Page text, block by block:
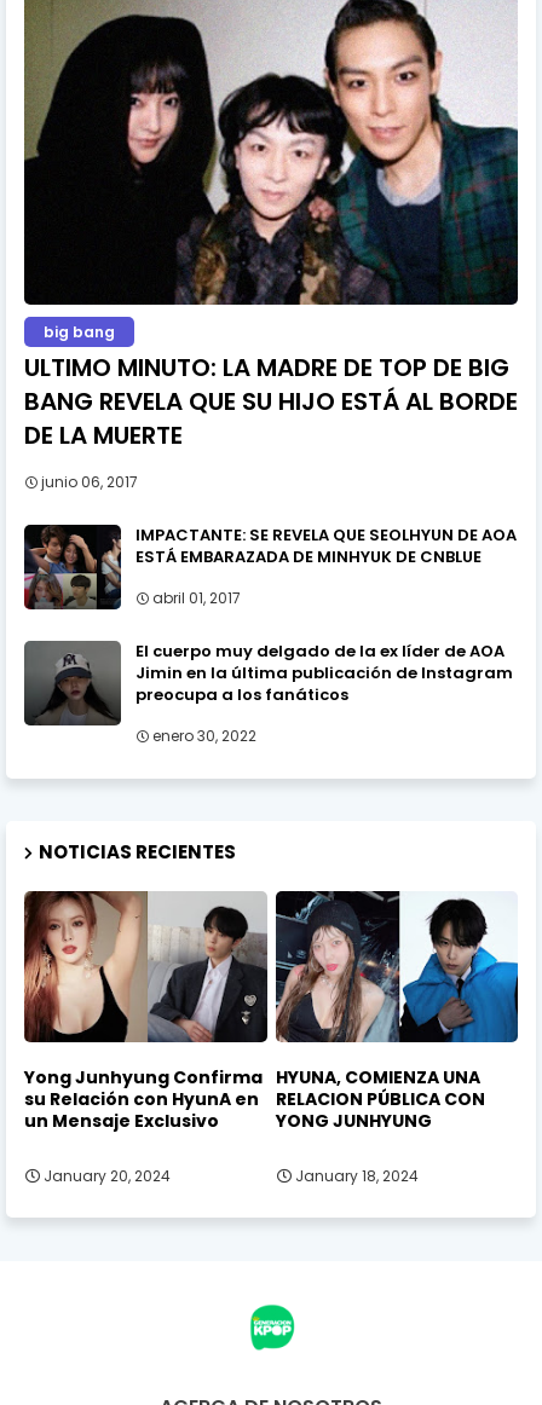
big bang
ULTIMO MINUTO: LA MADRE DE TOP DE BIG
BANG REVELA QUE SU HIJO ESTÁ AL BORDE
DE LA MUERTE
junio 06, 2017
IMPACTANTE: SE REVELA QUE SEOLHYUN DE AOA
ESTÁ EMBARAZADA DE MINHYUK DE CNBLUE
abril 01, 2017
El cuerpo muy delgado de la ex líder de AOA
Jimin en la última publicación de Instagram
preocupa a los fanáticos
enero 30, 2022
NOTICIAS RECIENTES
Yong Junhyung Confirma
su Relación con HyunA en
un Mensaje Exclusivo
January 20, 2024
HYUNA, COMIENZA UNA
RELACION PÚBLICA CON
YONG JUNHYUNG
January 18, 2024